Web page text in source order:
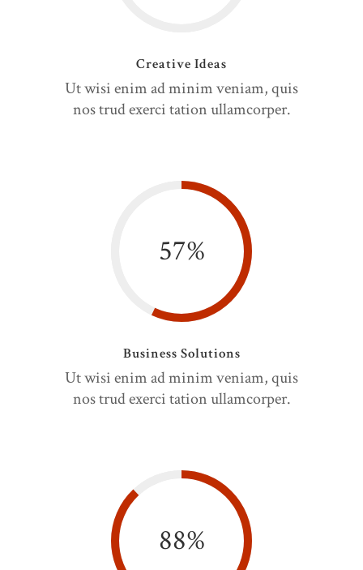
Creative Ideas
Ut wisi enim ad minim veniam, quis
nos trud exerci tation ullamcorper.
57%
Business Solutions
Ut wisi enim ad minim veniam, quis
nos trud exerci tation ullamcorper.
88%